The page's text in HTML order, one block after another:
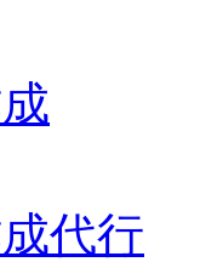
代行